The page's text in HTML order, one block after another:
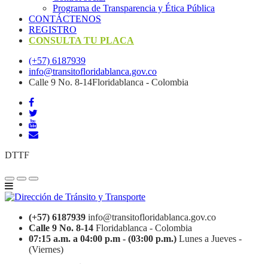
Programa de Transparencia y Ética Pública
CONTÁCTENOS
REGISTRO
CONSULTA TU PLACA
(+57) 6187939
info@transitofloridablanca.gov.co
Calle 9 No. 8-14Floridablanca - Colombia
DTTF
(+57) 6187939 info@transitofloridablanca.gov.co
Calle 9 No. 8-14 Floridablanca - Colombia
07:15 a.m. a 04:00 p.m - (03:00 p.m.) Lunes a Jueves -
(Viernes)